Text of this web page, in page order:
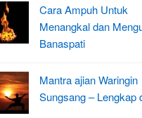
Cara Ampuh Untuk
Menangkal dan
Banaspati
Mantra ajian Waringin
Sungsang –